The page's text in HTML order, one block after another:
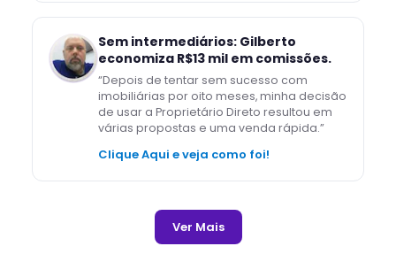
Sem intermediários: Gilberto
economiza R$13 mil em comissões.
“Depois de tentar sem sucesso com
imobiliárias por oito meses, minha decisão
de usar a Proprietário Direto resultou em
várias propostas e uma venda rápida.”
Clique Aqui e veja como foi!
Ver Mais